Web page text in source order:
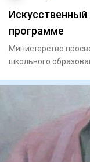
программе
Министерство
школьного